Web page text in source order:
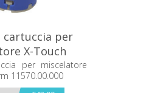
cartuccia per
X-Touch
per miscelatore
11570.00.000